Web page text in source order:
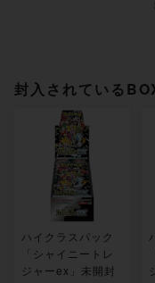
封入されている
ハイクラスパック
「シャイニートレ
ジャーex」未開封